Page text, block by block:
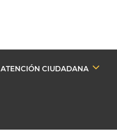
ATENCIÓN CIUDADANA